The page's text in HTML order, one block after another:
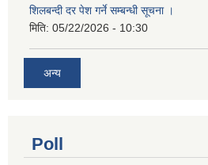
शिलबन्दी दर पेश गर्ने सम्बन्धी सूचना ।
मिति: 05/22/2026 - 10:30
अन्य
Poll